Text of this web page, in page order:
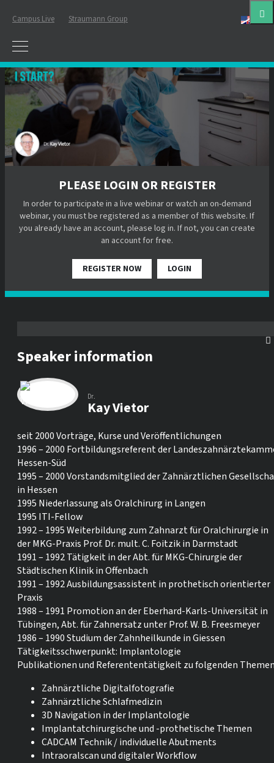
Campus Live Straumann Group
PLEASE LOGIN OR REGISTER
In order to participate in a live webinar or watch an on-demand
webinar, you must be registered as a member of this website. If
you already have an account, please log in. If not, you can create
an account for free.
REGISTER NOW LOGIN
Speaker information
Dr.
Kay Vietor
seit 2000 Vorträge, Kurse und Veröffentlichungen
1996 – 2000 Fortbildungsreferent der
Hessen-Süd
1995 – 2000 Vorstandsmitglied der Zahnärztlichen
in Hessen
1995 Niederlassung als Oralchirurg in Langen
1995 ITI-Fellow
1992 – 1995 Weiterbildung zum Zahnarzt für Oralchirurgie in
der MKG-Praxis Prof. Dr. mult. C. Foitzik in Darmstadt
1991 – 1992 Tätigkeit in der Abt. für MKG-Chirurgie der
Städtischen Klinik in Offenbach
1991 – 1992 Ausbildungsassistent in prothetisch orientierter
Praxis
1988 – 1991 Promotion an der Eberhard-Karls-Universität in
Tübingen, Abt. für Zahnersatz unter Prof. W. B. Freesmeyer
1986 – 1990 Studium der Zahnheilkunde in Giessen
Tätigkeitsschwerpunkt: Implantologie
Publikationen und Referententätigkeit zu folgenden
Zahnärztliche Digitalfotografie
Zahnärztliche Schlafmedizin
3D Navigation in der Implantologie
Implantatchirurgische und -prothetische Themen
CADCAM Technik / individuelle Abutments
Intraoralscan und digitaler Workflow